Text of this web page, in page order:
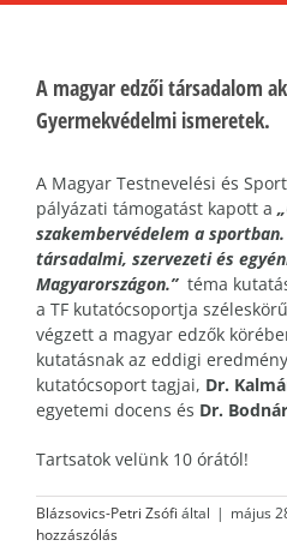
A magyar edzői társadalom
Gyermekvédelmi ismeretek.
A Magyar Testnevelési és
pályázati támogatást kapott a
szakembervédelem a
társadalmi, szervezeti és
Magyarországon.”téma
a TF kutatócsoportja
végzett a magyar edzők
kutatásnak az eddigi
kutatócsoport tagjai, Dr.
egyetemi docens és Dr.
Tartsatok velünk 10 órától!
Blázsovics-Petri Zsófi által | május
hozzászólás